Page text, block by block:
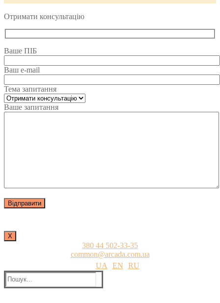
Отримати консультацію
Ваше ПІБ
Ваш e-mail
Тема запитання
Ваше запитання
Х
380 44 502-33-35
common@arcada.com.ua
UA
EN
RU
Пошук: